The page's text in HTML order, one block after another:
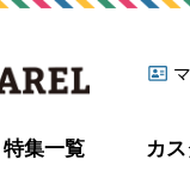
特集一覧 カ